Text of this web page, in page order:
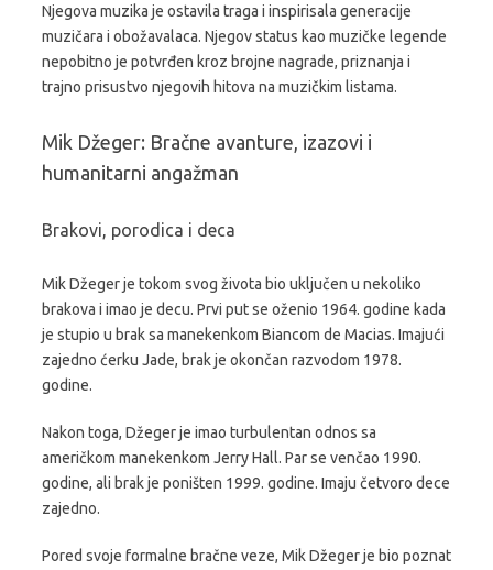
Njegova muzika je ostavila traga i inspirisala generacije
muzičara i obožavalaca. Njegov status kao muzičke legende
nepobitno je potvrđen kroz brojne nagrade, priznanja i
trajno prisustvo njegovih hitova na muzičkim listama.
Mik Džeger: Bračne avanture, izazovi i
humanitarni angažman
Brakovi, porodica i deca
Mik Džeger je tokom svog života bio uključen u nekoliko
brakova i imao je decu. Prvi put se oženio 1964. godine kada
je stupio u brak sa manekenkom Biancom de Macias. Imajući
zajedno ćerku Jade, brak je okončan razvodom 1978.
godine.
Nakon toga, Džeger je imao turbulentan odnos sa
američkom manekenkom Jerry Hall. Par se venčao 1990.
godine, ali brak je poništen 1999. godine. Imaju četvoro dece
zajedno.
Pored svoje formalne bračne veze, Mik Džeger je bio poznat